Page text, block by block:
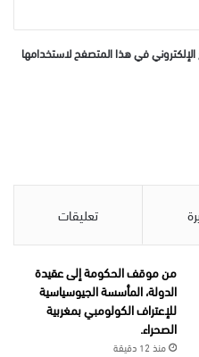
في هذا المتصفح لاستخدامها
تعليقات
من موقف الحكومة إلى عقيدة
الدولة، المأسسة الجيوسياسية
للإعتراف الكولومبي بمغربية
الصحراء.
منذ 12 دقيقة